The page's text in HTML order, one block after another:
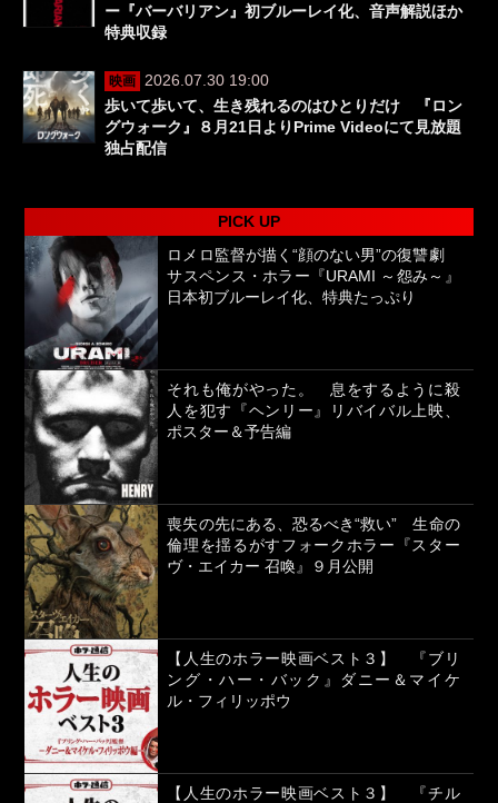
ー『バーバリアン』初ブルーレイ化、音声解説ほか
特典収録
映画
2026.07.30 19:00
歩いて歩いて、生き残れるのはひとりだけ 『ロン
グウォーク』８月21日よりPrime Videoにて見放題
独占配信
PICK UP
ロメロ監督が描く“顔のない男”の復讐劇
サスペンス・ホラー『URAMI ～怨み～』
日本初ブルーレイ化、特典たっぷり
それも俺がやった。 息をするように殺
人を犯す『ヘンリー』リバイバル上映、
ポスター＆予告編
喪失の先にある、恐るべき“救い” 生命の
倫理を揺るがすフォークホラー『スター
ヴ・エイカー 召喚』９月公開
【人生のホラー映画ベスト３】 『ブリ
ング・ハー・バック』ダニー＆マイケ
ル・フィリッポウ
【人生のホラー映画ベスト３】 『チル